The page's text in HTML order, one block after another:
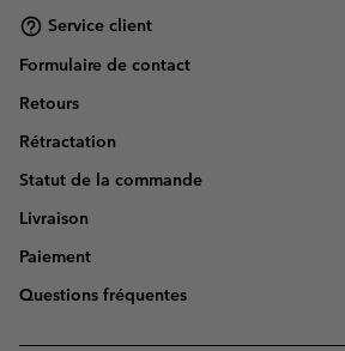
Service client
Formulaire de contact
Retours
Rétractation
Statut de la commande
Livraison
Paiement
Questions fréquentes